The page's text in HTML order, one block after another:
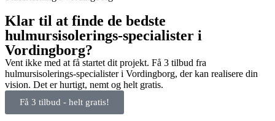
Klar til at finde de bedste
hulmursisolerings-specialister i
Vordingborg?
Vent ikke med at få startet dit projekt. Få 3 tilbud fra
hulmursisolerings-specialister i Vordingborg, der kan realisere din
vision. Det er hurtigt, nemt og helt gratis.
Få 3 tilbud - helt gratis!